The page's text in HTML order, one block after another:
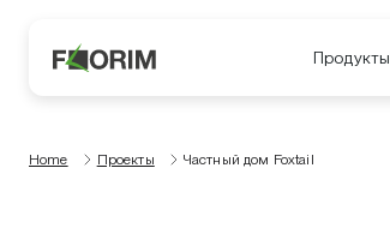
Продукты
Home Проекты Частный дом Foxtail